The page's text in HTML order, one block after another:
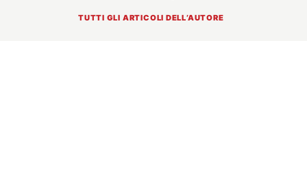
TUTTI GLI ARTICOLI DELL’AUTORE